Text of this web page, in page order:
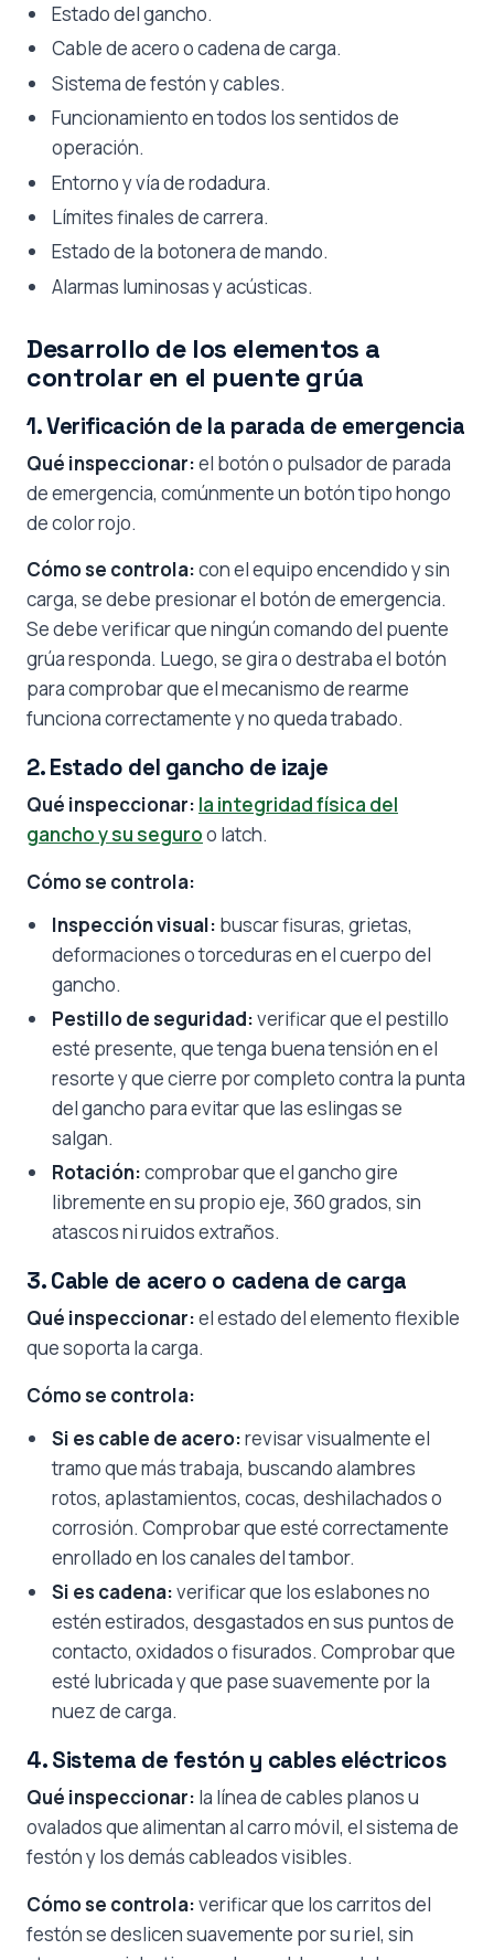
Estado del gancho.
Cable de acero o cadena de carga.
Sistema de festón y cables.
Funcionamiento en todos los sentidos de
operación.
Entorno y vía de rodadura.
Límites finales de carrera.
Estado de la botonera de mando.
Alarmas luminosas y acústicas.
Desarrollo de los elementos a
controlar en el puente grúa
1. Verificación de la parada de emergencia
Qué inspeccionar:el botón o pulsador de parada
de emergencia, comúnmente un botón tipo hongo
de color rojo.
Cómo se controla:con el equipo encendido y sin
carga, se debe presionar el botón de emergencia.
Se debe verificar que ningún comando del puente
grúa responda. Luego, se gira o destraba el botón
para comprobar que el mecanismo de rearme
funciona correctamente y no queda trabado.
2. Estado del gancho de izaje
Qué inspeccionar: la integridad física del
gancho y su seguroo latch.
Cómo se controla:
Inspección visual: buscar fisuras, grietas,
deformaciones o torceduras en el cuerpo del
gancho.
Pestillo de seguridad:verificar que el pestillo
esté presente, que tenga buena tensión en el
resorte y que cierre por completo contra la punta
del gancho para evitar que las eslingas se
salgan.
Rotación:comprobar que el gancho gire
libremente en su propio eje, 360 grados, sin
atascos ni ruidos extraños.
3. Cable de acero o cadena de carga
Qué inspeccionar:el estado del elemento flexible
que soporta la carga.
Cómo se controla:
Si es cable de acero:revisar visualmente el
tramo que más trabaja, buscando alambres
rotos, aplastamientos, cocas, deshilachados o
corrosión. Comprobar que esté correctamente
enrollado en los canales del tambor.
Si es cadena:verificar que los eslabones no
estén estirados, desgastados en sus puntos de
contacto, oxidados o fisurados. Comprobar que
esté lubricada y que pase suavemente por la
nuez de carga.
4. Sistema de festón y cables eléctricos
Qué inspeccionar: la línea de cables planos u
ovalados que alimentan al carro móvil, el sistema de
festón y los demás cableados visibles.
Cómo se controla:verificar que los carritos del
festón se deslicen suavemente por su riel, sin